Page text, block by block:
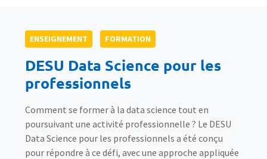
ENSEIGNEMENT FORMATION
DESU Data Science pour les
professionnels
Comment se former à la data science tout en
poursuivant une activité professionnelle ? Le DESU
Data Science pour les professionnels a été conçu
pour répondre à ce défi, avec une approche appliquée